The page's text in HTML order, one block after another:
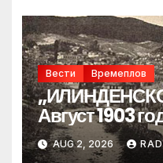
Вести Времеплов
Август 1903
AUG 2, 2026